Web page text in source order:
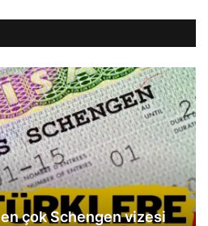
çok Schengen vizesi